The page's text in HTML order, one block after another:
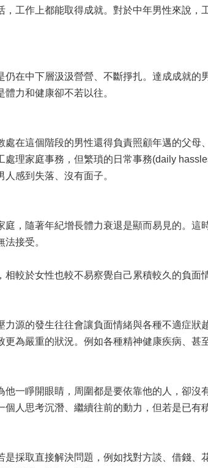
工作上都能取得成就。對於中年男性來說，
在中下層汲汲營營、不斷掙扎。達成成就的
力和健康卻不若以往。
在這個階段的男性還得負責照顧年邁的父母
理家庭事務，但繁瑣的日常事務(daily
感到失落、沒有面子。
，隨著年紀增長體力衰退是顯而易見的。這
接受。
較於女性也較不易察覺自己累積較久的負面
源的發生往往會讓負面情緒與各種不適症狀
為嚴重的狀況。例如各種精神健康疾病、甚
一睜開眼睛，周圍都是要依靠他的人，卻沒
人思考沉潛、繼續往前的動力，但若是已有
採取直接解決問題，例如找對方談、借錢、